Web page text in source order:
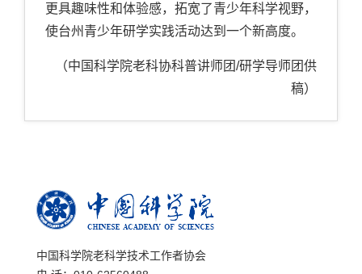
更具趣味性和体验感，拓宽了青少年科学视野，
使台州青少年研学实践活动达到一个新高度。
（中国科学院老科协科普讲师团/研学导师团供
稿）
中国科学院老科学技术工作者协会